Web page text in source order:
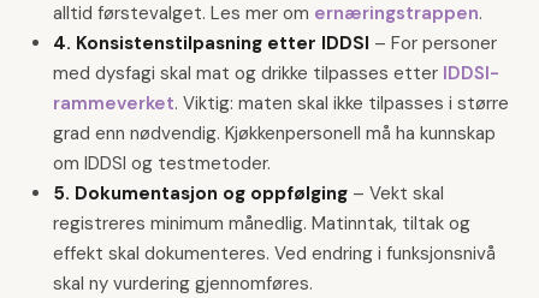
alltid førstevalget. Les mer om ernæringstrappen.
4. Konsistenstilpasning etter IDDSI – For personer
med dysfagi skal mat og drikke tilpasses etter IDDSI-
rammeverket. Viktig: maten skal ikke tilpasses i større
grad enn nødvendig. Kjøkkenpersonell må ha kunnskap
om IDDSI og testmetoder.
5. Dokumentasjon og oppfølging – Vekt skal
registreres minimum månedlig. Matinntak, tiltak og
effekt skal dokumenteres. Ved endring i funksjonsnivå
skal ny vurdering gjennomføres.